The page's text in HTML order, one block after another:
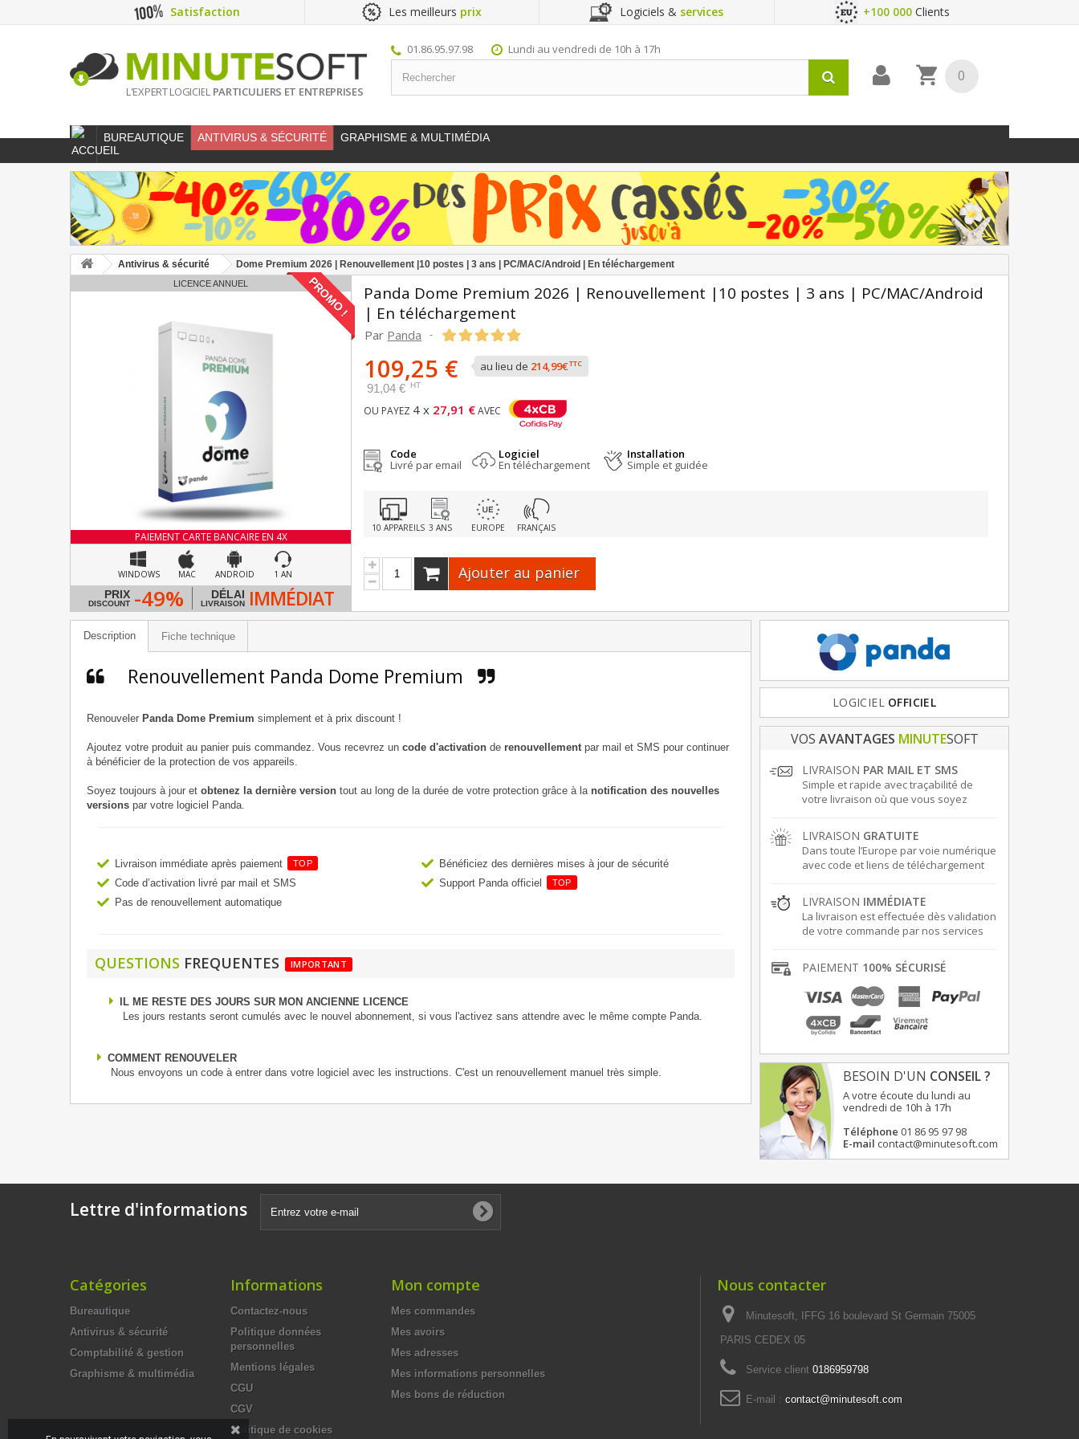
Satisfaction Les meilleurs prix Logiciels & services +100 000Clients
L'EXPERT LOGICIEL PARTICULIERS ET ENTREPRISES
01.86.95.97.98 Lundi au vendredi de 10h à 17h
0
BUREAUTIQUE ANTIVIRUS & SÉCURITÉ GRAPHISME & MULTIMÉDIA
Antivirus & sécurité Dome Premium 2026 | Renouvellement |10 postes | 3 ans | PC/MAC/Android | En téléchargement
LICENCE ANNUEL PROMO !
PAIEMENT CARTE BANCAIRE EN 4X
WINDOWS MAC ANDROID 1 AN
PRIX
DISCOUNT -49% DÉLAI
LIVRAISON IMMÉDIAT
Panda Dome Premium 2026 | Renouvellement |10 postes | 3 ans | PC/MAC/Android
| En téléchargement
Par Panda -
109,25 € au lieu de 214,99€TTC
91,04 € HT
OU PAYEZ 4 x 27,91 €AVEC
Code
Livré par email
Logiciel
En téléchargement
Installation
Simple et guidée
10 APPAREILS 3 ANS EUROPE FRANÇAIS
Ajouter au panier
Description Fiche technique
Renouvellement Panda Dome Premium
Renouveler Panda Dome Premium simplement et à prix discount !
Ajoutez votre produit au panier puis commandez. Vous recevrez un code d'activation de renouvellementpar mail et SMS pour continuer
à bénéficier de la protection de vos appareils.
Soyez toujours à jour et obtenez la dernière version tout au long de la durée de votre protection grâce à la notification des nouvelles
versions par votre logiciel Panda.
Livraison immédiate après paiement TOP
Code d’activation livré par mail et SMS
Pas de renouvellement automatique
Bénéficiez des dernières mises à jour de sécurité
Support Panda officiel
TOP
QUESTIONS FREQUENTES IMPORTANT
IL ME RESTE DES JOURS SUR MON ANCIENNE LICENCE
Les jours restants seront cumulés avec le nouvel abonnement, si vous l'activez sans attendre avec le même compte Panda.
COMMENT RENOUVELER
Nous envoyons un code à entrer dans votre logiciel avec les instructions. C'est un renouvellement manuel très simple.
LOGICIEL OFFICIEL
FRANCE & EUROPE
VOS AVANTAGES MINUTESOFT
LIVRAISON PAR MAIL ET SMS
Simple et rapide avec traçabilité de
votre livraison où que vous soyez
LIVRAISON GRATUITE
Dans toute l’Europe par voie numérique
avec code et liens de téléchargement
LIVRAISON IMMÉDIATE
La livraison est effectuée dès validation
de votre commande par nos services
PAIEMENT 100% SÉCURISÉ
BESOIN D'UN CONSEIL ?
A votre écoute du lundi au
vendredi de 10h à 17h
Téléphone 01 86 95 97 98
E-mail contact@minutesoft.com
Lettre d'informations
Catégories
Bureautique
Antivirus & sécurité
Comptabilité & gestion
Graphisme & multimédia
Informations
Contactez-nous
Politique données
personnelles
Mentions légales
CGU
CGV
Politique de cookies
Mon compte
Mes commandes
Mes avoirs
Mes adresses
Mes informations personnelles
Mes bons de réduction
Nous contacter
Minutesoft, IFFG 16 boulevard St Germain 75005
PARIS CEDEX 05
Service client 0186959798
E-mail : contact@minutesoft.com